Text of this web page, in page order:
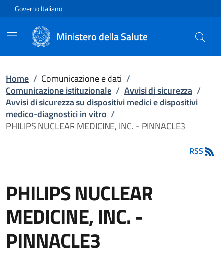
Vai direttamente al contenuto
Governo Italiano
Ministero della Salute
Home / Comunicazione e dati /
Comunicazione istituzionale / Avvisi di sicurezza /
Avvisi di sicurezza su dispositivi medici e dispositivi
medico-diagnostici in vitro /
PHILIPS NUCLEAR MEDICINE, INC. - PINNACLE3
RSS
PHILIPS NUCLEAR
MEDICINE, INC. -
PINNACLE3